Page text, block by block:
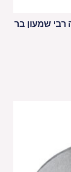
רבי שמעון בר